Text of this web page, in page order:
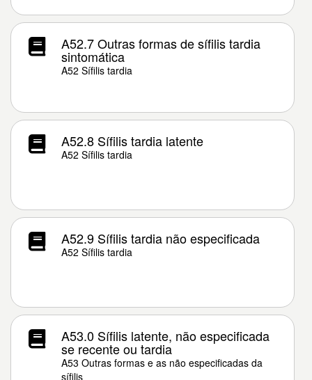
A52.7 Outras formas de sífilis tardia
sintomática
A52 Sífilis tardia
A52.8 Sífilis tardia latente
A52 Sífilis tardia
A52.9 Sífilis tardia não especificada
A52 Sífilis tardia
A53.0 Sífilis latente, não especificada
se recente ou tardia
A53 Outras formas e as não especificadas da
sífilis